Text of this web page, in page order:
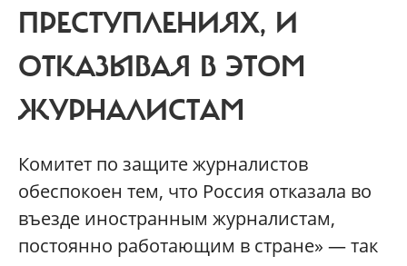
ПРЕСТУПЛЕНИЯХ, И
ОТКАЗЫВАЯ В ЭТОМ
ЖУРНАЛИСТАМ
Комитет по защите журналистов
обеспокоен тем, что Россия отказала во
въезде иностранным журналистам,
постоянно работающим в стране» — так